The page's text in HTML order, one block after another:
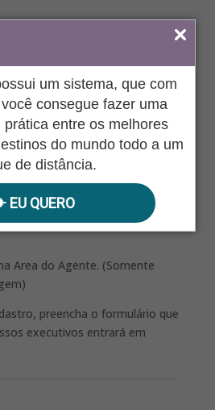
um sistema, que com
consegue fazer uma
entre os melhores
do mundo todo a um
de distância.
EU QUERO
DO AGENTE
disponível no sistema
Area do Agente. (Somente
preencha o formulário que
executivos entrará em